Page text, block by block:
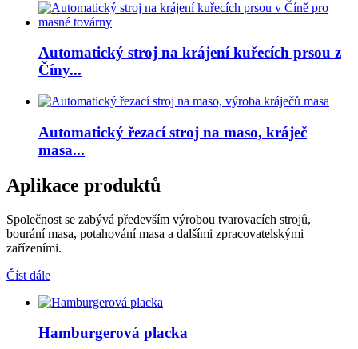
Automatický stroj na krájení kuřecích prsou z
Číny...
Automatický řezací stroj na maso, kráječ
masa...
Aplikace produktů
Společnost se zabývá především výrobou tvarovacích strojů,
bourání masa, potahování masa a dalšími zpracovatelskými
zařízeními.
Číst dále
Hamburgerová placka